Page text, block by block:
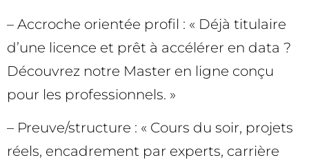
– Accroche orientée profil : « Déjà titulaire
d’une licence et prêt à accélérer en data ?
Découvrez notre Master en ligne conçu
pour les professionnels. »
– Preuve/structure : « Cours du soir, projets
réels, encadrement par experts, carrière